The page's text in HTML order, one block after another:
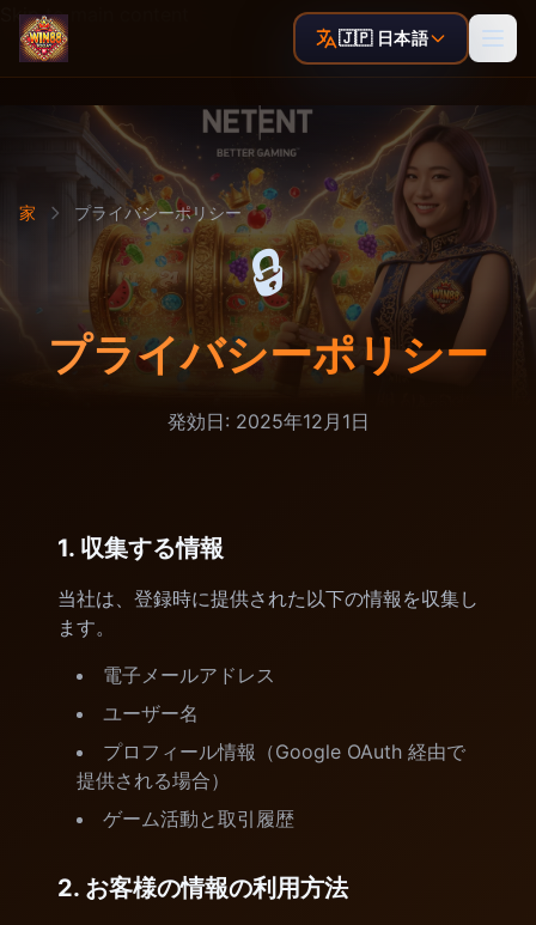
Skip to main content
🇯🇵 日本語
家 プライバシーポリシー
🔒
プライバシーポリシー
発効日: 2025年12月1日
1. 収集する情報
当社は、登録時に提供された以下の情報を収集し
ます。
電子メールアドレス
ユーザー名
プロフィール情報（Google OAuth 経由で
提供される場合）
ゲーム活動と取引履歴
2. お客様の情報の利用方法